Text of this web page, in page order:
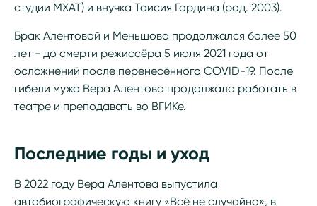
студии МХАТ) и внучка Таисия Гордина (род. 2003).
Брак Алентовой и Меньшова продолжался более 50
лет - до смерти режиссёра 5 июля 2021 года от
осложнений после перенесённого COVID-19. После
гибели мужа Вера Алентова продолжала работать в
театре и преподавать во ВГИКе.
Последние годы и уход
В 2022 году Вера Алентова выпустила
автобиографическую книгу «Всё не случайно», в